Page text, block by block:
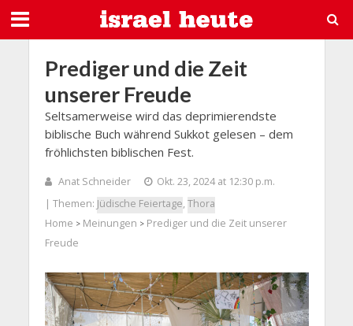
Prediger und die Zeit
unserer Freude
Seltsamerweise wird das deprimierendste
biblische Buch während Sukkot gelesen – dem
fröhlichsten biblischen Fest.
Anat Schneider
Okt. 23, 2024 at 12:30 p.m.
| Themen: Jüdische Feiertage, Thora
Home > Meinungen > Prediger und die Zeit unserer
Freude